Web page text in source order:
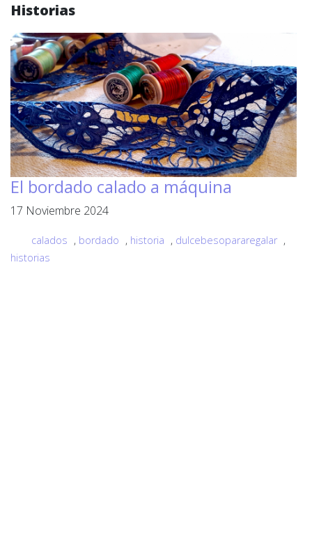
Historias
El bordado calado a máquina
17 Noviembre 2024
calados , bordado , historia , dulcebesopararegalar ,
historias